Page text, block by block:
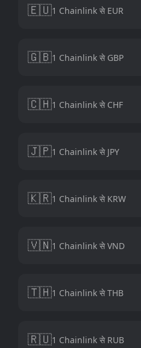
🇪🇺1 Chainlink से EUR
🇬🇧1 Chainlink से GBP
🇨🇭1 Chainlink से CHF
🇯🇵1 Chainlink से JPY
🇰🇷1 Chainlink से KRW
🇻🇳1 Chainlink से VND
🇹🇭1 Chainlink से THB
🇷🇺1 Chainlink से RUB